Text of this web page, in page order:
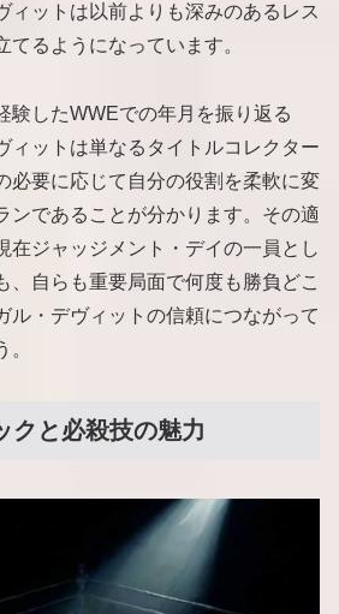
ィットは以前よりも深みのあるレス
てるようになっています。
験したWWEでの年月を振り返る
ィットは単なるタイトルコレクター
必要に応じて自分の役割を柔軟に変
ンであることが分かります。その適
在ジャッジメント・デイの一員とし
、自らも重要局面で何度も勝負どこ
ル・デヴィットの信頼につながって
クと必殺技の魅力